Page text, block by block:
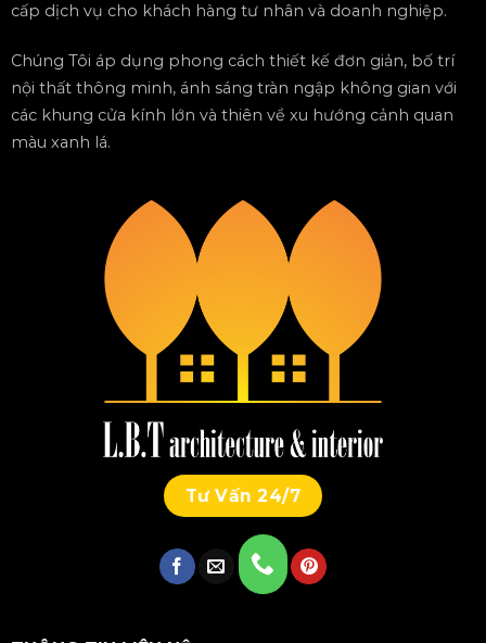
cấp dịch vụ cho khách hàng tư nhân và doanh nghiệp.
Chúng Tôi áp dụng phong cách thiết kế đơn giản, bố trí
nội thất thông minh, ánh sáng tràn ngập không gian với
các khung cửa kính lớn và thiên về xu hướng cảnh quan
màu xanh lá.
Tư Vấn 24/7